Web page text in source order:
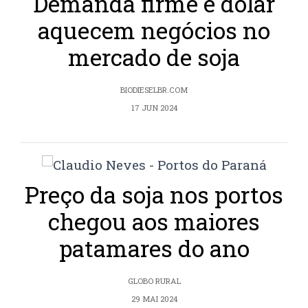
aquecem negócios no
mercado de soja
BIODIESELBR.COM
17 JUN 2024
Preço da soja nos portos
chegou aos maiores
patamares do ano
GLOBO RURAL
29 MAI 2024